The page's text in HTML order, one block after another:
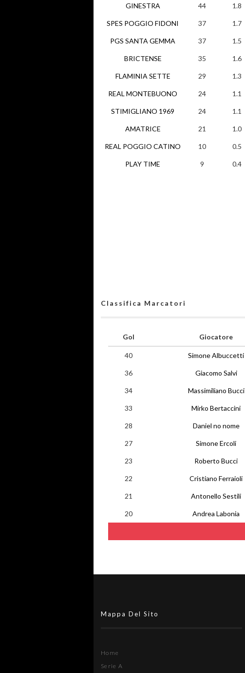
GINESTRA
SPES POGGIO FIDONI
PGS SANTA GEMMA
BRICTENSE
FLAMINIA SETTE
REAL MONTEBUONO
STIMIGLIANO 1969
AMATRICE
REAL POGGIO CATINO
PLAY TIME
44 1.8
37 1.7
37 1.5
35 1.6
29 1.3
24 1.1
24 1.1
21 1.0
10 0.5
9 0.4
Classifica Marcatori
Gol Giocatore
40 Simone Albuccetti
36 Giacomo Salvi
34 Massimiliano Bucci
33 Mirko Bertaccini
28 Daniel no nome
27 Simone Ercoli
23 Roberto Bucci
22 Cristiano Ferraioli
21 Antonello Sestili
20 Andrea Labonia
Mappa Del Sito
Home
Serie A